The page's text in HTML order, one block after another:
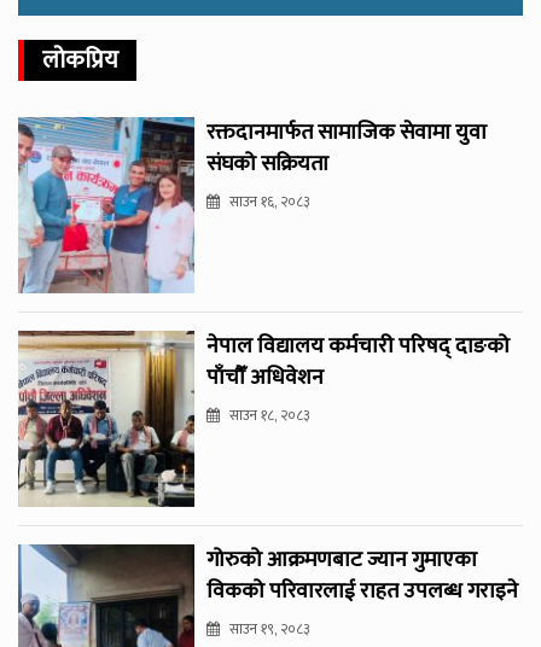
लोकप्रिय
रक्तदानमार्फत सामाजिक सेवामा युवा
संघको सक्रियता
साउन १६, २०८३
नेपाल विद्यालय कर्मचारी परिषद् दाङको
पाँचौँ अधिवेशन
साउन १८, २०८३
गोरुको आक्रमणबाट ज्यान गुमाएका
विकको परिवारलाई राहत उपलब्ध गराइने
साउन १९, २०८३